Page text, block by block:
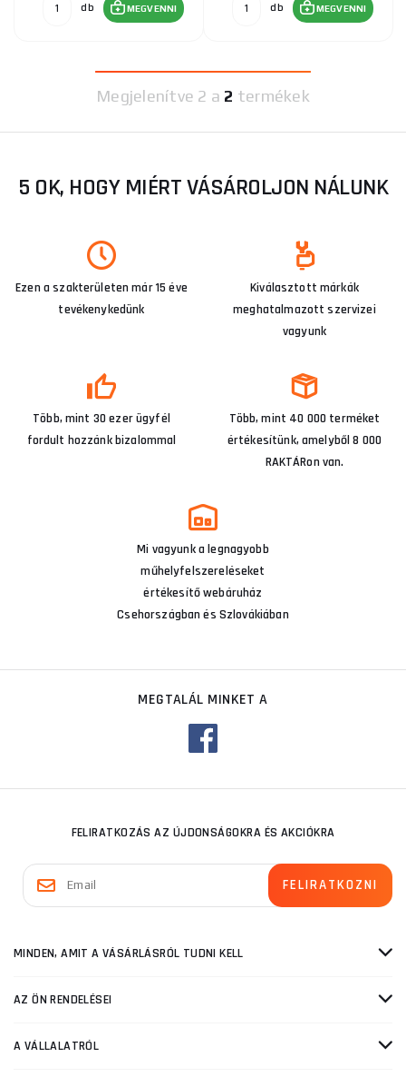
db MEGVENNI db MEGVENNI
Megjelenítve 2 a 2 termékek
5 OK, HOGY MIÉRT VÁSÁROLJON NÁLUNK
Ezen a szakterületen már 15 éve
tevékenykedünk
Kiválasztott márkák
meghatalmazott szervizei
vagyunk
Több, mint 30 ezer ügyfél
fordult hozzánk bizalommal
Több, mint 40 000 terméket
értékesítünk, amelyből 8 000
RAKTÁRon van.
Mi vagyunk a legnagyobb
műhelyfelszereléseket
értékesítő webáruház
Csehországban és Szlovákiában
MEGTALÁL MINKET A
FELIRATKOZÁS AZ ÚJDONSÁGOKRA ÉS AKCIÓKRA
MINDEN, AMIT A VÁSÁRLÁSRÓL TUDNI KELL
AZ ÖN RENDELÉSEI
A VÁLLALATRÓL